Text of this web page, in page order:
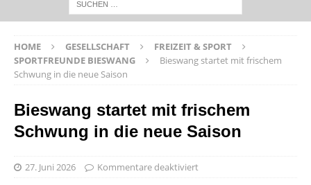
HOME GESELLSCHAFT
FREIZEIT & SPORT
SPORTFREUNDE BIESWANG
Bieswang startet mit frischem
Schwung in die neue Saison
Bieswang startet mit frischem
Schwung in die neue Saison
27. Juni 2026 Kommentare deaktiviert